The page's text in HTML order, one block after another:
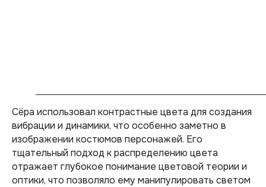
Сёра использовал контрастные цвета для создания
вибрации и динамики, что особенно заметно в
изображении костюмов персонажей. Его
тщательный подход к распределению цвета
отражает глубокое понимание цветовой теории и
оптики, что позволяло ему манипулировать светом